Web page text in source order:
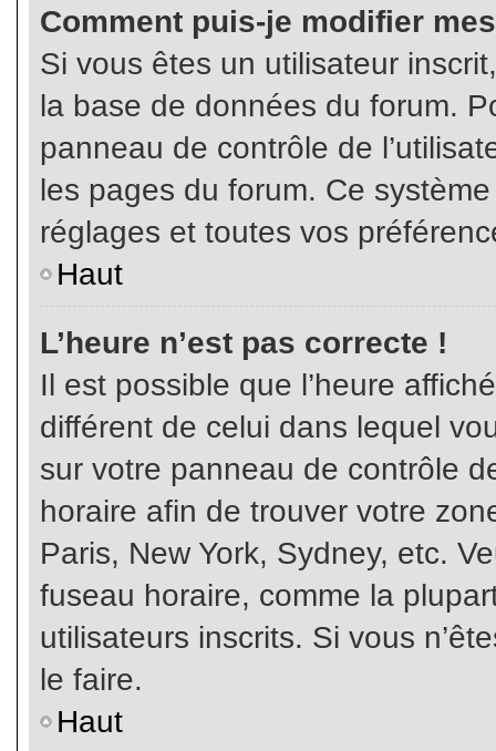
Comment puis-je modifier
Si vous êtes un utilisateur
la base de données du forum.
panneau de contrôle de
les pages du forum. Ce
réglages et toutes vos
Haut
L’heure n’est pas correcte !
Il est possible que l’heure
différent de celui dans lequel
sur votre panneau de contrôle
horaire afin de trouver votre
Paris, New York, Sydney, etc.
fuseau horaire, comme la
utilisateurs inscrits. Si vous
le faire.
Haut